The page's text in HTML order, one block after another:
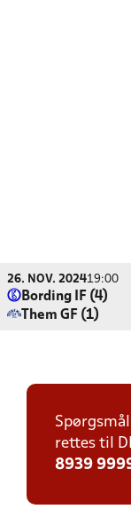
26. NOV. 202419:00
Bording IF (4)
Them GF (1)
rettes til
8939